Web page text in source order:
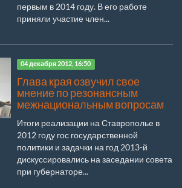
первым в 2014 году. В его работе
приняли участие член...
04 декабря 2012, 16:50
Глава края озвучил свое
мнение по резонансным
межнациональным вопросам
Итоги реализации на Ставрополье в
2012 году гос государственной
политики и задачки на год 2013-й
дискуссировались на заседании совета
при губернаторе...